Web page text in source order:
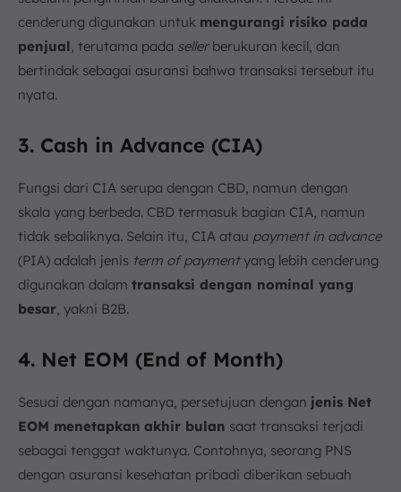
cenderung digunakan untuk mengurangi risiko pada
penjual , terutama pada sellerberukuran kecil, dan
bertindak sebagai asuransi bahwa transaksi tersebut itu
nyata.
3. Cash in Advance (CIA)
Fungsi dari CIA serupa dengan CBD, namun dengan
skala yang berbeda. CBD termasuk bagian CIA, namun
tidak sebaliknya. Selain itu, CIA atau payment in advance
(PIA) adalah jenis term of paymentyang lebih cenderung
digunakan dalam transaksi dengan nominal yang
besar , yakni B2B.
4. Net EOM (End of Month)
Sesuai dengan namanya, persetujuan dengan jenis Net
EOM menetapkan akhir bulan saat transaksi terjadi
sebagai tenggat waktunya. Contohnya, seorang PNS
dengan asuransi kesehatan pribadi diberikan sebuah